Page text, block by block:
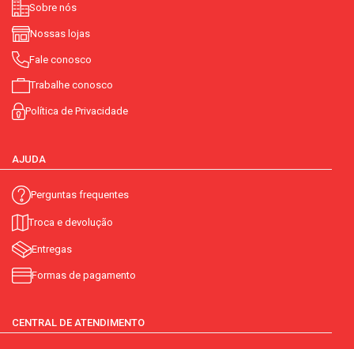
Sobre nós
Nossas lojas
Fale conosco
Trabalhe conosco
Política de Privacidade
AJUDA
Perguntas frequentes
Troca e devolução
Entregas
Formas de pagamento
CENTRAL DE ATENDIMENTO